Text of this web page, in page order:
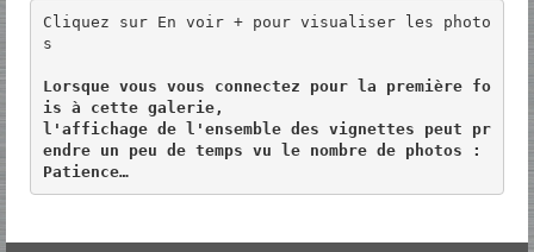
Cliquez sur En voir + pour visualiser les photo
s
Lorsque vous vous connectez pour la première fo
is à cette galerie,
l'affichage de l'ensemble des vignettes peut pr
endre un peu de temps vu le nombre de photos :
Patience…